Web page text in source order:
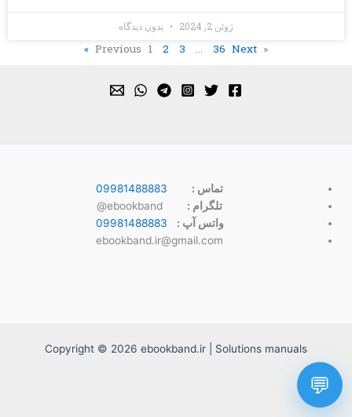
ژوئن 2, 2024 بدون دیدگاه
« Previous
1 2 3 … 36 Next »
تماس :
09981488883
تلگرام :
واتس آپ :
09981488883
ebookband.ir@gmail.com
Copyright © 2026 ebookband.ir | Solutions manuals
💬